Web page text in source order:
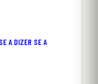
A DIZER SE A